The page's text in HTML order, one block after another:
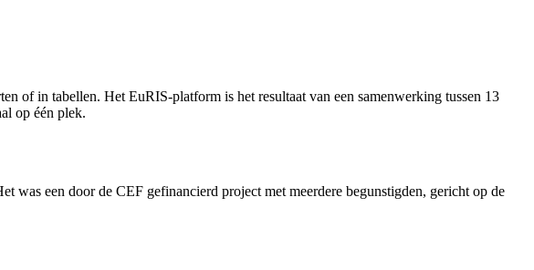
of in tabellen. Het EuRIS-platform is het resultaat van een samenwerking tussen 13
op één plek.
een door de CEF gefinancierd project met meerdere begunstigden, gericht op de